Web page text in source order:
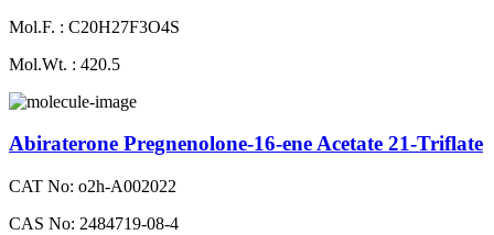
Mol.F. : C20H27F3O4S
Mol.Wt. : 420.5
Abiraterone Pregnenolone-16-ene Acetate 21-Triflate
CAT No: o2h-A002022
CAS No: 2484719-08-4